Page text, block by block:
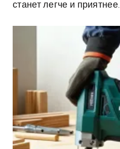
станет легче и приятнее.